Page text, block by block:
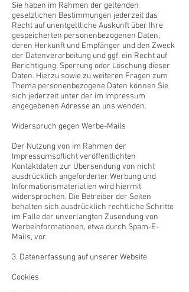
Sie haben im Rahmen der geltenden
gesetzlichen Bestimmungen jederzeit das
Recht auf unentgeltliche Auskunft über Ihre
gespeicherten personenbezogenen Daten,
deren Herkunft und Empfänger und den Zweck
der Datenverarbeitung und ggf. ein Recht auf
Berichtigung, Sperrung oder Löschung dieser
Daten. Hierzu sowie zu weiteren Fragen zum
Thema personenbezogene Daten können Sie
sich jederzeit unter der im Impressum
angegebenen Adresse an uns wenden.
Widerspruch gegen Werbe-Mails
Der Nutzung von im Rahmen der
Impressumspflicht veröffentlichten
Kontaktdaten zur Übersendung von nicht
ausdrücklich angeforderter Werbung und
Informationsmaterialien wird hiermit
widersprochen. Die Betreiber der Seiten
behalten sich ausdrücklich rechtliche Schritte
im Falle der unverlangten Zusendung von
Werbeinformationen, etwa durch Spam-E-
Mails, vor.
3. Datenerfassung auf unserer Website
Cookies